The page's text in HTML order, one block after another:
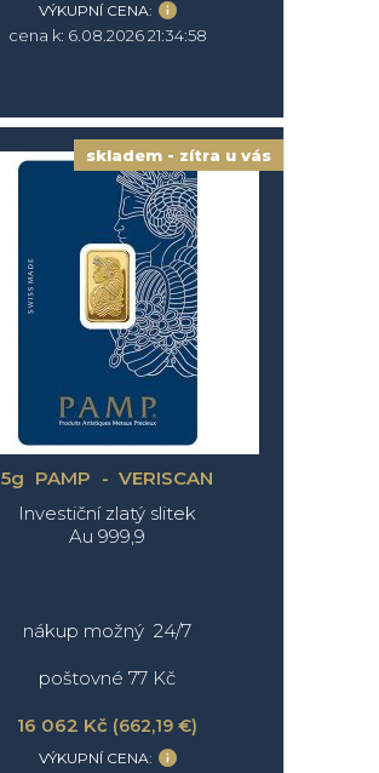
VÝKUPNÍ CENA:
cena k: 6.08.2026 21:34:58
skladem - zítra u vás
5g PAMP - VERISCAN
Investiční zlatý slitek
Au 999,9
nákup možný 24/7
poštovné 77 Kč
16 062 Kč (662,19 €)
VÝKUPNÍ CENA: